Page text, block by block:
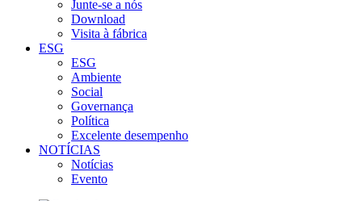
Junte-se a nós
Download
Visita à fábrica
ESG
ESG
Ambiente
Social
Governança
Política
Excelente desempenho
NOTÍCIAS
Notícias
Evento